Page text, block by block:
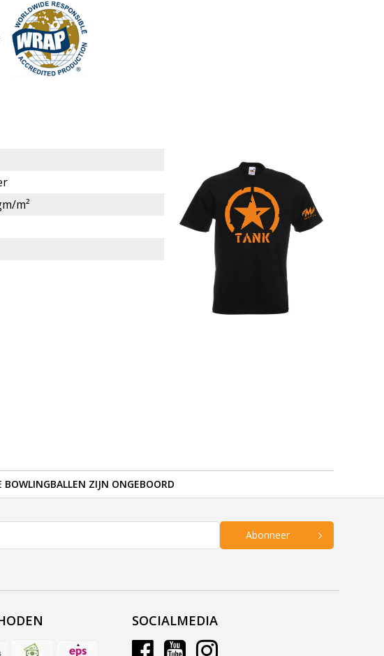
m²
BOWLINGBALLEN ZIJN ONGEBOORD
Abonneer
SOCIALMEDIA